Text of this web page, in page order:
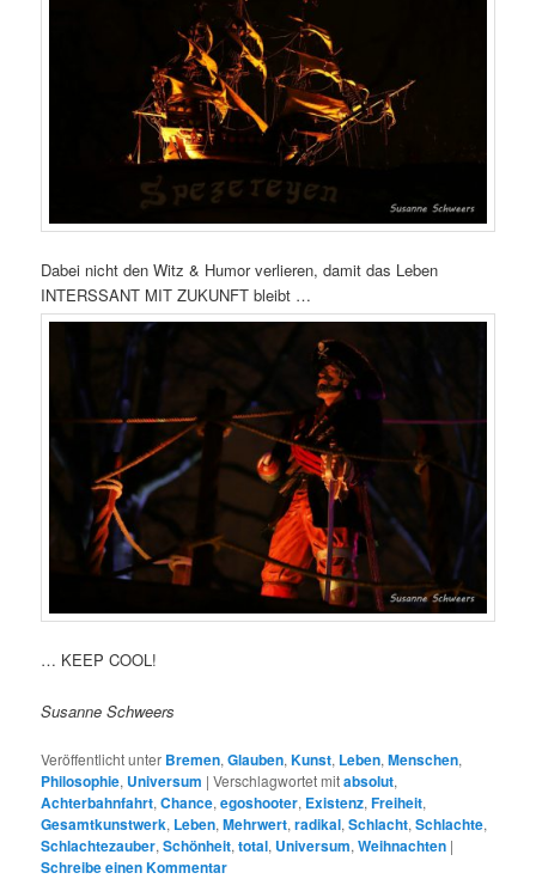
Dabei nicht den Witz & Humor verlieren, damit das Leben
INTERSSANT MIT ZUKUNFT bleibt …
… KEEP COOL!
Susanne Schweers
Veröffentlicht unter Bremen,Glauben,Kunst, Leben,Menschen,
Philosophie, Universum |Verschlagwortet mitabsolut,
Achterbahnfahrt,Chance,egoshooter, Existenz,Freiheit,
Gesamtkunstwerk, Leben,Mehrwert,radikal,Schlacht,Schlachte,
Schlachtezauber,Schönheit,total, Universum,Weihnachten |
Schreibe einen Kommentar